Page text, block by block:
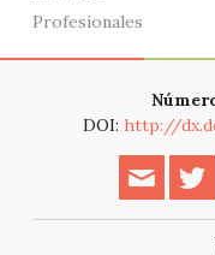
Profesionales
DOI: http://